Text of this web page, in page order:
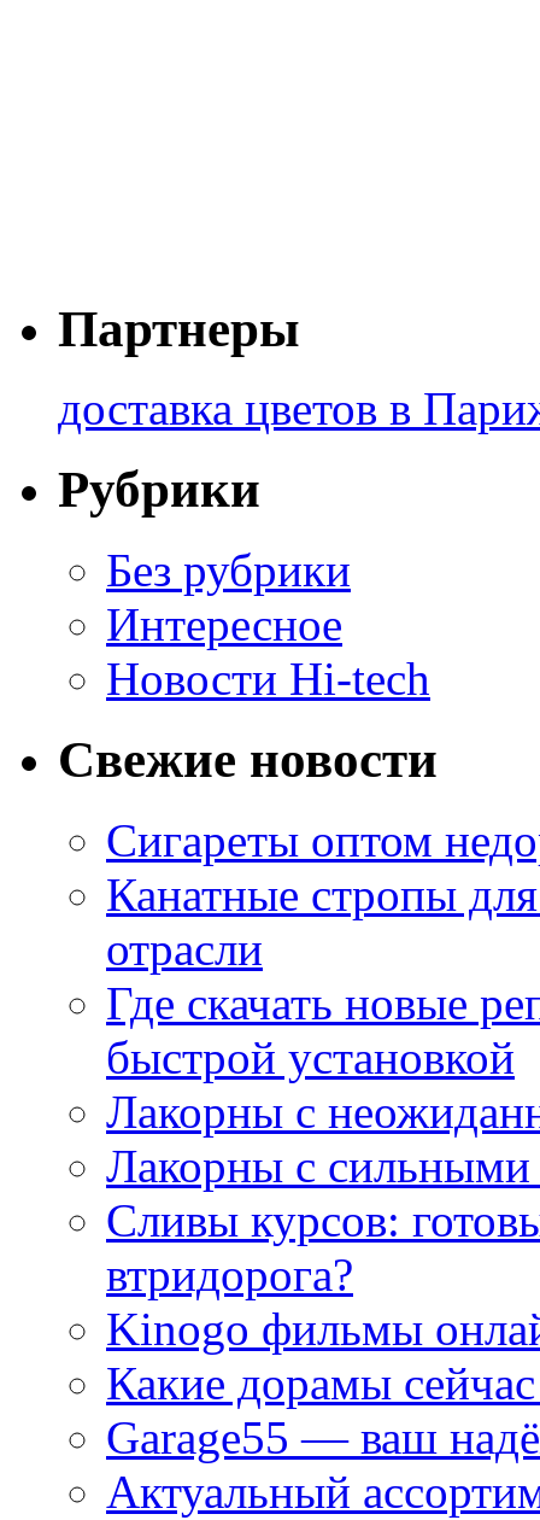
Партнеры
доставка цветов в
Рубрики
Без рубрики
Интересное
Новости Hi-tech
Свежие новости
Сигареты оптом
Канатные стропы
отрасли
Где скачать новые
быстрой установкой
Лакорны с
Лакорны с сильными
Сливы курсов:
втридорога?
Kinogo фильмы
Какие дорамы
Garage55 — ваш
Актуальный